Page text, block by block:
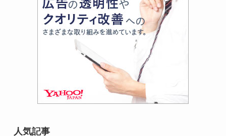
人気記事